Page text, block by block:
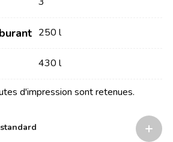
250 l
430 l
d'impression sont retenues.